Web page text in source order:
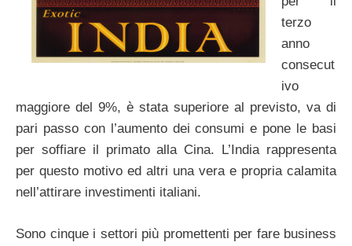
terzo
anno
consecut
ivo
maggiore del 9%, è stata superiore al previsto, va di
pari passo con l’aumento dei consumi e pone le basi
per soffiare il primato alla Cina. L’India rappresenta
per questo motivo ed altri una vera e propria calamita
nell’attirare investimenti italiani.
Sono cinque i settori più promettenti per fare business